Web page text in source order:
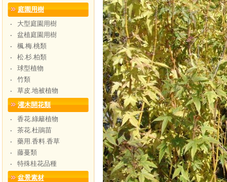
庭園用樹
‧
大型庭園用樹
‧
盆植庭園用樹
‧
楓.梅.桃類
‧
松.杉.柏類
‧
球型植物
‧
竹類
‧
草皮.地被植物
灌木開花類
‧
香花.綠籬植物
‧
茶花.杜鵑苗
‧
藥用.香料.香草
‧
藤蔓類
‧
特殊桂花品種
盆景素材